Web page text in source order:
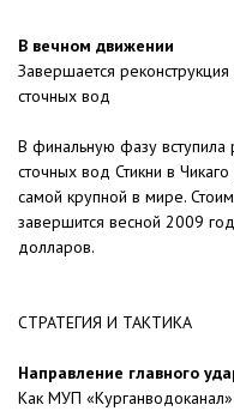
В вечном движении
Завершается
сточных вод
В финальную фазу вступила
сточных вод Стикни в
самой крупной в мире.
завершится весной 2009
долларов.
СТРАТЕГИЯ И ТАКТИКА
Направление главного
Как МУП